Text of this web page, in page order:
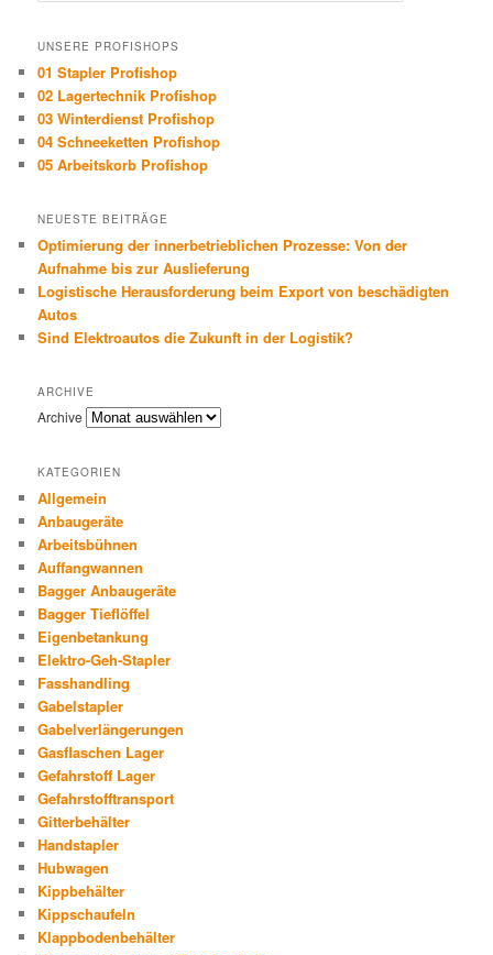
UNSERE PROFISHOPS
01 Stapler Profishop
02 Lagertechnik Profishop
03 Winterdienst Profishop
04 Schneeketten Profishop
05 Arbeitskorb Profishop
NEUESTE BEITRÄGE
Optimierung der innerbetrieblichen Prozesse: Von der
Aufnahme bis zur Auslieferung
Logistische Herausforderung beim Export von beschädigten
Autos
Sind Elektroautos die Zukunft in der Logistik?
ARCHIVE
Archive
KATEGORIEN
Allgemein
Anbaugeräte
Arbeitsbühnen
Auffangwannen
Bagger Anbaugeräte
Bagger Tieflöffel
Eigenbetankung
Elektro-Geh-Stapler
Fasshandling
Gabelstapler
Gabelverlängerungen
Gasflaschen Lager
Gefahrstoff Lager
Gefahrstofftransport
Gitterbehälter
Handstapler
Hubwagen
Kippbehälter
Kippschaufeln
Klappbodenbehälter